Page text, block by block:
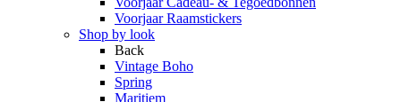
Voorjaar Raamstickers
Shop by look
Back
Vintage Boho
Spring
Maritiem